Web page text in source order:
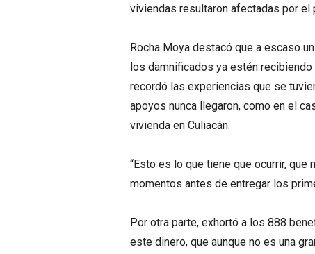
viviendas resultaron afectadas por el
Rocha Moya destacó que a escaso
los damnificados ya estén
recordó las experiencias que se
apoyos nunca llegaron, como en el
vivienda en Culiacán.
“Esto es lo que tiene que ocurrir, que
momentos antes de entregar los
Por otra parte, exhortó a los 888
este dinero, que aunque no es una